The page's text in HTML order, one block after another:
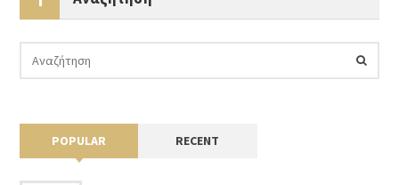
POPULAR RECENT